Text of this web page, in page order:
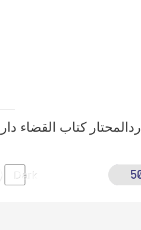
ردالمحتار کتاب القضاء